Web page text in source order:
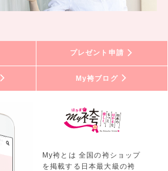
プレゼント申請
My袴ブログ
My袴とは 全国の袴ショップ
を掲載する日本最大級の袴